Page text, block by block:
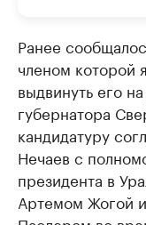
Ранее
членом которой
выдвинуть его
губернатора
кандидатуру
Нечаев с
президента в
Артемом Жогой